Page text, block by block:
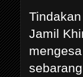
Jamil